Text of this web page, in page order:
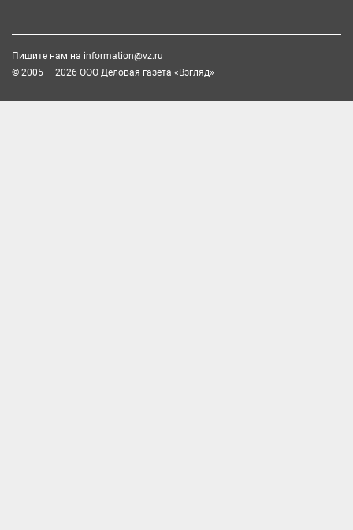
Пишите нам на information@vz.ru
© 2005 — 2026 ООО Деловая газета «Взгляд»